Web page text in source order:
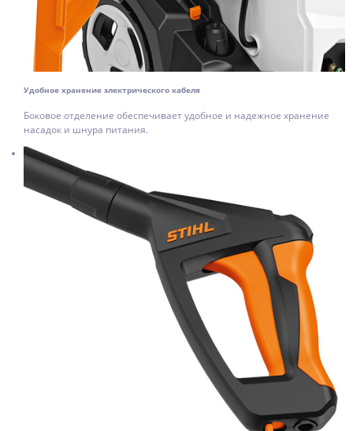
Удобное хранение электрического кабеля
Боковое отделение обеспечивает удобное и надежное хранение
насадок и шнура питания.